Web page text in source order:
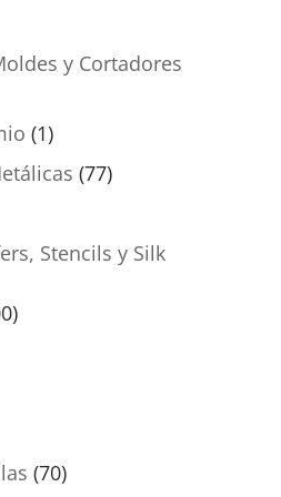
y Cortadores
(1)
(77)
Stencils y Silk
(70)